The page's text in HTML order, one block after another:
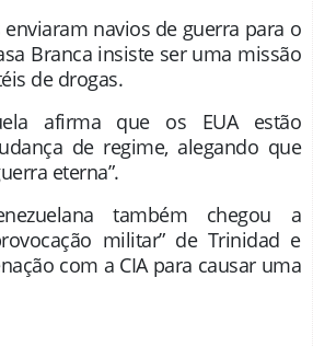
enviaram navios de guerra para o
Branca insiste ser uma missão
de drogas.
afirma que os EUA estão
de regime, alegando que
eterna”.
também chegou a
militar” de Trinidad e
com a CIA para causar uma